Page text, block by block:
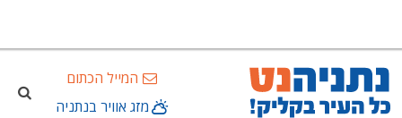
המייל הכתום
מזג אוויר בנתניה